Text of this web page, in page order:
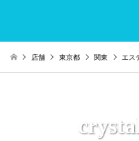
店舗 東京都 関東 エス